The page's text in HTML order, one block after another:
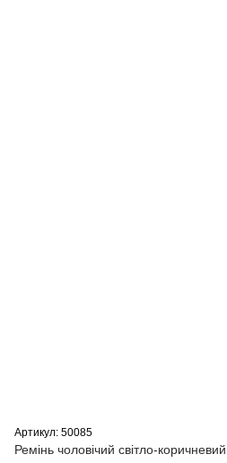
Артикул: 50085
Ремiнь чоловiчий світло-коричневий